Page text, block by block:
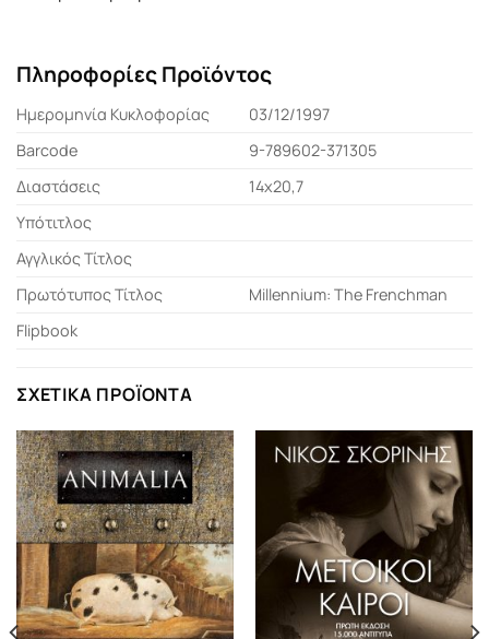
Πληροφορίες Προϊόντος
Ημερομηνία Κυκλοφορίας
03/12/1997
Barcode
9-789602-371305
Διαστάσεις
14x20,7
Υπότιτλος
Αγγλικός Τίτλος
Πρωτότυπος Τίτλος
Millennium: The Frenchman
Flipbook
ΣΧΕΤΙΚΆ ΠΡΟΪΌΝΤΑ